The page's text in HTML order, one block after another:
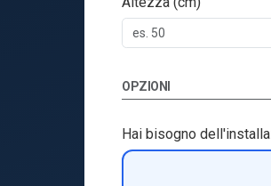
OPZIONI
Hai bisogno